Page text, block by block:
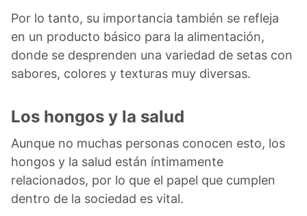
Por lo tanto, su importancia también se refleja
en un producto básico para la alimentación,
donde se desprenden una variedad de setas con
sabores, colores y texturas muy diversas.
Los hongos y la salud
Aunque no muchas personas conocen esto, los
hongos y la salud están íntimamente
relacionados, por lo que el papel que cumplen
dentro de la sociedad es vital.